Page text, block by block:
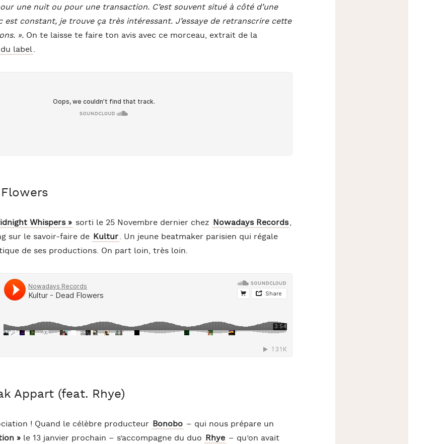
une nuit ou pour une transaction. C’est souvent situé à côté d’une
constant, je trouve ça très intéressant. J’essaye de retranscrire cette
». On te laisse te faire ton avis avec ce morceau, extrait de la
label.
Whispers » sorti le 25 Novembre dernier chez Nowadays Records,
sur le savoir-faire de Kultur. Un jeune beatmaker parisien qui régale
de ses productions. On part loin, très loin.
Appart (feat. Rhye)
! Quand le célèbre producteur Bonobo – qui nous prépare un
» le 13 janvier prochain – s’accompagne du duo Rhye – qu’on avait